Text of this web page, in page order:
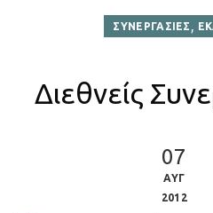
ΣΥΝΕΡΓΑΣΙΕΣ ,
Διεθνείς
07
ΑΥΓ
2012